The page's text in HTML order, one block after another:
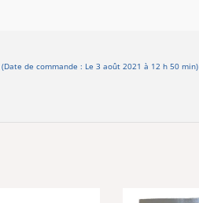
(Date de commande : Le 3 août 2021 à 12 h 50 min)